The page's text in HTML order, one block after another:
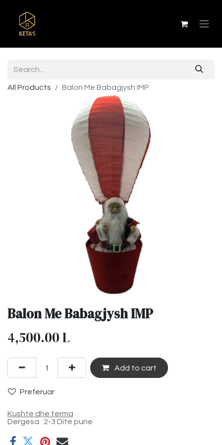
All Products Balon Me Babagjysh IMP
Balon Me Babagjysh IMP
4,500.00L
Add to cart
Preferuar
Kushte dhe terma
Dergesa : 2-3 Dite pune